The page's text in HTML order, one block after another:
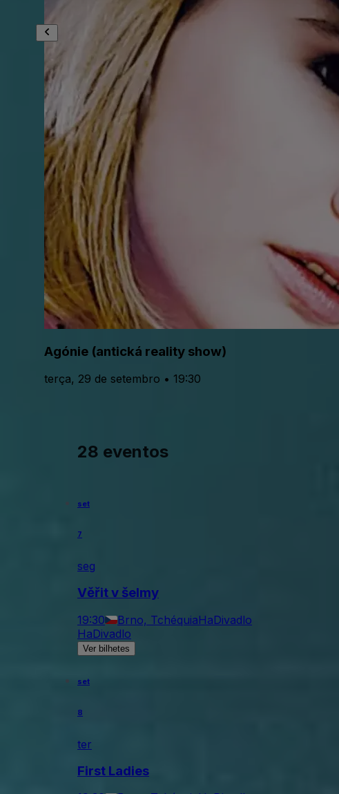
Agónie (antická reality show)
terça, 29 de setembro • 19:30
28 eventos
set
7
seg
Věřit v šelmy
19:30 Brno, TchéquiaHaDivadlo
HaDivadlo
Ver bilhetes
set
8
ter
First Ladies